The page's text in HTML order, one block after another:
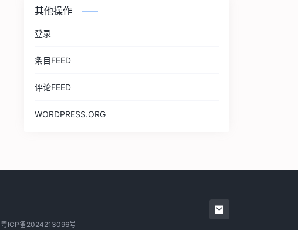
其他操作
登录
条目FEED
评论FEED
WORDPRESS.ORG
粤ICP备2024213096号